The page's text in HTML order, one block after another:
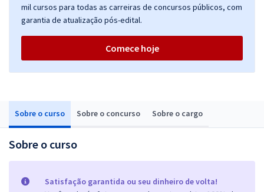
Sobre o curso Sobre o concurso Sobre o cargo
Sobre o curso
Satisfação garantida ou seu dinheiro de volta!
mil cursos para todas as carreiras de concursos públicos, com
garantia de atualização pós-edital.
Comece hoje